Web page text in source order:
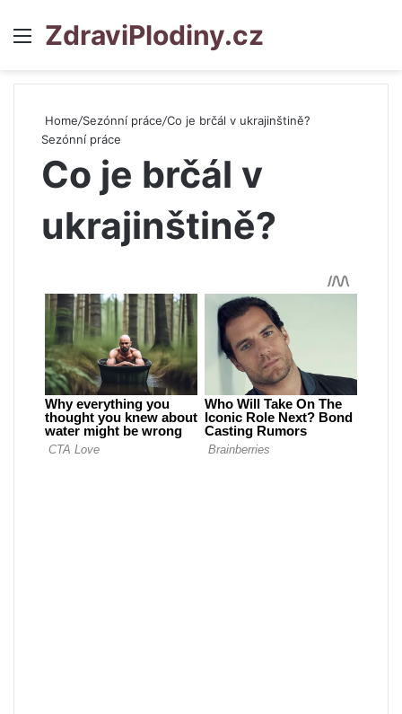
Menu
ZdraviPlodiny.cz
Home/Sezónní práce/Co je brčál v ukrajinštině?
Sezónní práce
Co je brčál v
ukrajinštině?